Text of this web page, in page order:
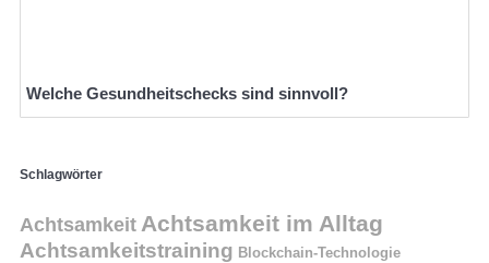
Welche Gesundheitschecks sind sinnvoll?
Schlagwörter
Achtsamkeit Achtsamkeit im Alltag
Achtsamkeitstraining Blockchain-Technologie